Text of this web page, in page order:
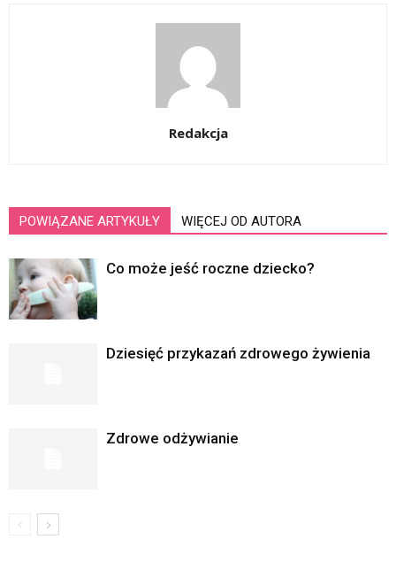
Redakcja
POWIĄZANE ARTYKUŁY WIĘCEJ OD AUTORA
Co może jeść roczne dziecko?
Dziesięć przykazań zdrowego żywienia
Zdrowe odżywianie